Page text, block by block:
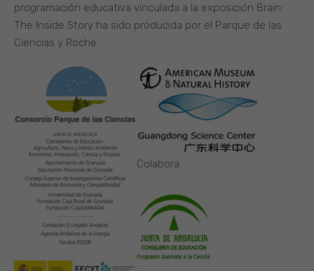
programación educativa vinculada a la exposición Brain:
The Inside Story ha sido producida por el Parque de las
Ciencias y Roche.
Colabora: